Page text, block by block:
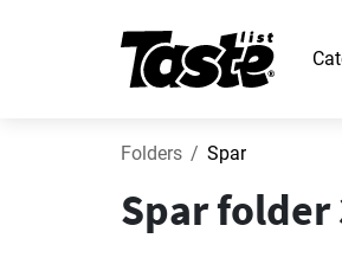
Folders Spar
Spar folder